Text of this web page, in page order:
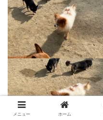
メニュー ホーム